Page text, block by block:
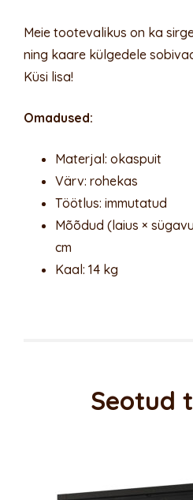
Meie tootevalikus on ka
ning kaare külgedele
Küsi lisa!
Omadused:
Materjal: okaspuit
Värv: rohekas
Töötlus: immutatud
Mõõdud (laius ×
cm
Kaal: 14 kg
Seotud